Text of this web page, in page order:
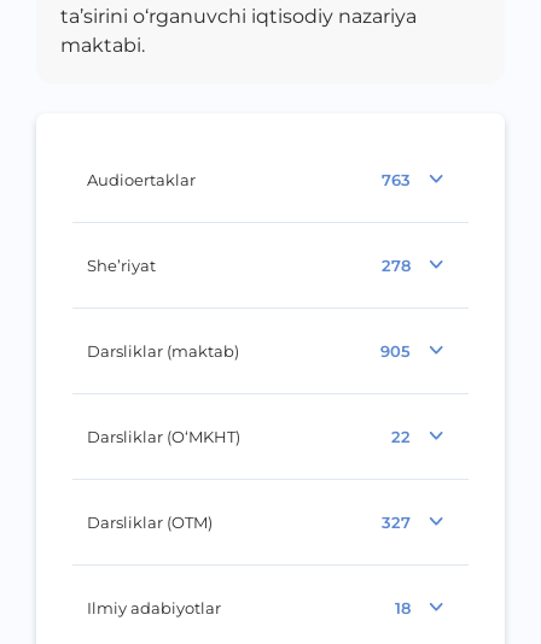
Audioertaklar 763
She’riyat 278
Darsliklar (maktab) 905
Darsliklar (O‘MKHT) 22
Darsliklar (OTM) 327
Ilmiy adabiyotlar 18
ta’sirini o‘rganuvchi iqtisodiy nazariya
maktabi.